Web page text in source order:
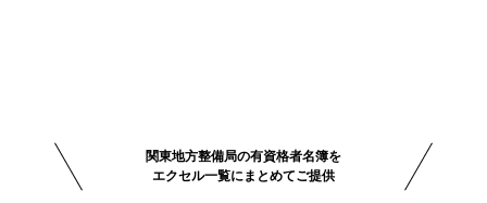
関東地方整備局の有資格者名簿を
エクセル一覧にまとめてご提供